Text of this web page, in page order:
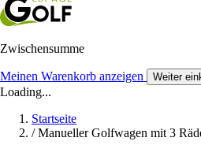
Zwischensumme
Meinen Warenkorb anzeigen Weiter
Loading...
Startseite
/ Manueller Golfwagen mit 3